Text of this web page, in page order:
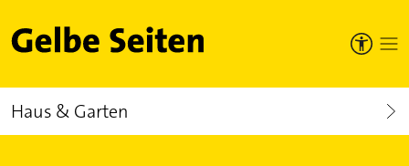
Gelbe Seiten
Haus & Garten